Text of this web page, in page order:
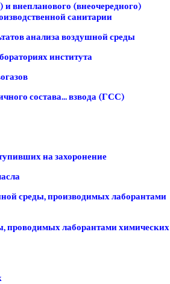
внепланового (внеочередного)
санитарии
анализа воздушной среды
института
состава... взвода (ГСС)
на захоронение
среды, производимых лаборантами
проводимых лаборантами химических